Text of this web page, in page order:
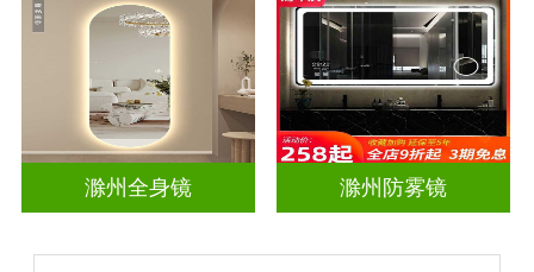
滁州全身镜 滁州防雾镜